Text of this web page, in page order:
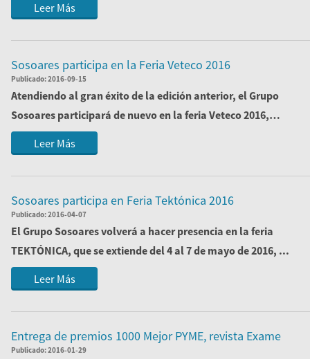
Leer Más
Sosoares participa en la Feria Veteco 2016
Publicado:2016-09-15
Atendiendo al gran éxito de la edición anterior, el Grupo
Sosoares participará de nuevo en la feria Veteco 2016,
presentando su...
Leer Más
Sosoares participa en Feria Tektónica 2016
Publicado:2016-04-07
ElGrupo Sosoaresvolverá a hacer presencia en la feria
TEKTÓNICA, que se extiende del 4 al 7 de mayo de 2016, ...
Leer Más
Entrega de premios 1000 Mejor PYME, revista Exame
Publicado:2016-01-29